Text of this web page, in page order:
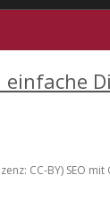
einfache
CC-BY) SEO